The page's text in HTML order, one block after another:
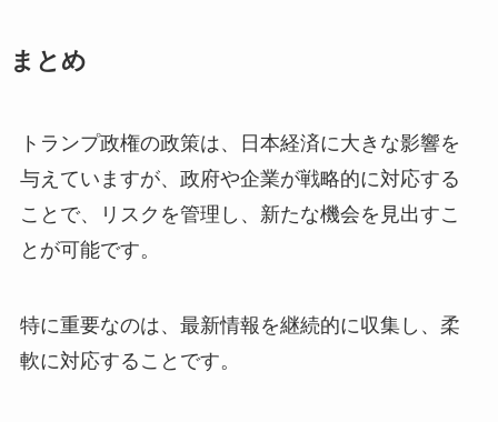
まとめ
トランプ政権の政策は、日本経済に大きな影響を
与えていますが、政府や企業が戦略的に対応する
ことで、リスクを管理し、新たな機会を見出すこ
とが可能です。
特に重要なのは、最新情報を継続的に収集し、柔
軟に対応することです。